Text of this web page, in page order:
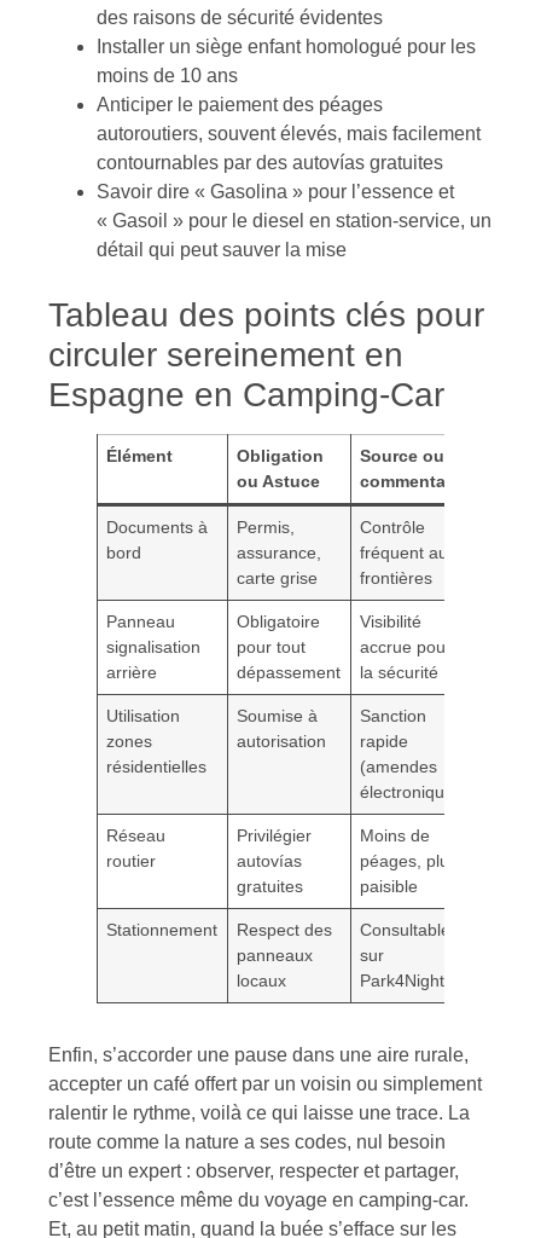
des raisons de sécurité évidentes
Installer un siège enfant homologué pour les
moins de 10 ans
Anticiper le paiement des péages
autoroutiers, souvent élevés, mais facilement
contournables par des autovías gratuites
Savoir dire « Gasolina » pour l’essence et
« Gasoil » pour le diesel en station-service, un
détail qui peut sauver la mise
Tableau des points clés pour
circuler sereinement en
Espagne en Camping-Car
Élément
Obligation
ou Astuce
Source ou
commentaire
Documents à
bord
Permis,
assurance,
carte grise
Contrôle
fréquent aux
frontières
Panneau
signalisation
arrière
Obligatoire
pour tout
dépassement
Visibilité
accrue pour
la sécurité
Utilisation
zones
résidentielles
Soumise à
autorisation
Sanction
rapide
(amendes
électroniques)
Réseau
routier
Privilégier
autovías
gratuites
Moins de
péages, plus
paisible
Stationnement
Respect des
panneaux
locaux
Consultable
sur
Park4Night
Enfin, s’accorder une pause dans une aire rurale,
accepter un café offert par un voisin ou simplement
ralentir le rythme, voilà ce qui laisse une trace. La
route comme la nature a ses codes, nul besoin
d’être un expert : observer, respecter et partager,
c’est l’essence même du voyage en camping-car.
Et, au petit matin, quand la buée s’efface sur les